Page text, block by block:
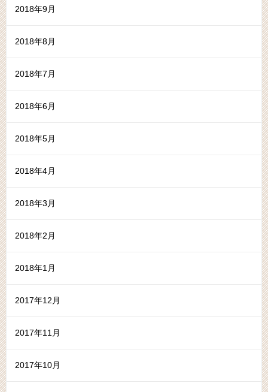
2018年9月
2018年8月
2018年7月
2018年6月
2018年5月
2018年4月
2018年3月
2018年2月
2018年1月
2017年12月
2017年11月
2017年10月